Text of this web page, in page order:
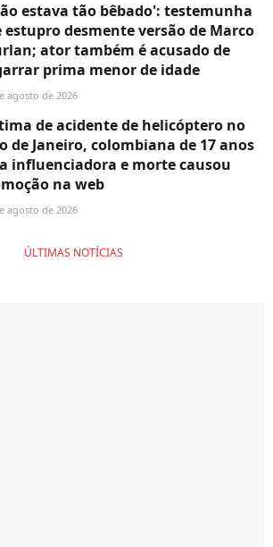
estava tão bêbado': testemunha
estupro desmente versão de Marco
ator também é acusado de
prima menor de idade
agosto de 2026
de acidente de helicóptero no
de Janeiro, colombiana de 17 anos
influenciadora e morte causou
na web
agosto de 2026
ÚLTIMAS NOTÍCIAS